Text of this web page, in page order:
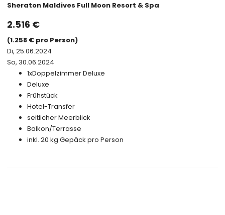
Sheraton Maldives Full Moon Resort & Spa
2.516 €
(1.258 € pro Person)
Di, 25.06.2024
So, 30.06.2024
1xDoppelzimmer Deluxe
Deluxe
Frühstück
Hotel-Transfer
seitlicher Meerblick
Balkon/Terrasse
inkl. 20 kg Gepäck pro Person